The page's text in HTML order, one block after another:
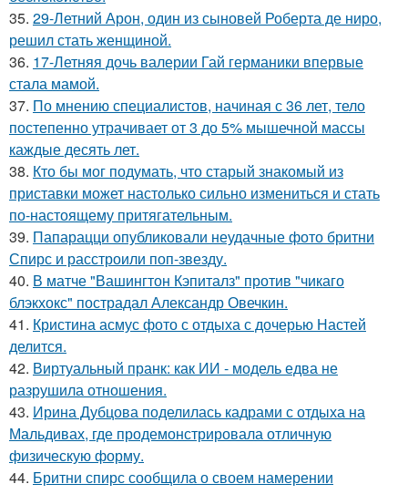
35. 29-Летний Арон, один из сыновей Роберта де ниро,
решил стать женщиной.
36. 17-Летняя дочь валерии Гай германики впервые
стала мамой.
37. По мнению специалистов, начиная с 36 лет, тело
постепенно утрачивает от 3 до 5% мышечной массы
каждые десять лет.
38. Кто бы мог подумать, что старый знакомый из
приставки может настолько сильно измениться и стать
по-настоящему притягательным.
39. Папарацци опубликовали неудачные фото бритни
Спирс и расстроили поп-звезду.
40. В матче "Вашингтон Кэпиталз" против "чикаго
блэкхокс" пострадал Александр Овечкин.
41. Кристина асмус фото с отдыха с дочерью Настей
делится.
42. Виртуальный пранк: как ИИ - модель едва не
разрушила отношения.
43. Ирина Дубцова поделилась кадрами с отдыха на
Мальдивах, где продемонстрировала отличную
физическую форму.
44. Бритни спирс сообщила о своем намерении